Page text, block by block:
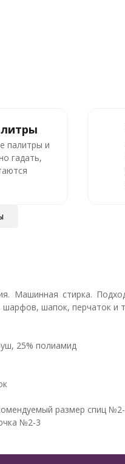
палитры и
гадать,
Машинная стирка.
шапок, перчаток и
25% полиамид
размер спиц
№2-3